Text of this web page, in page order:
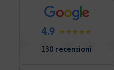
4.9
130 recensioni